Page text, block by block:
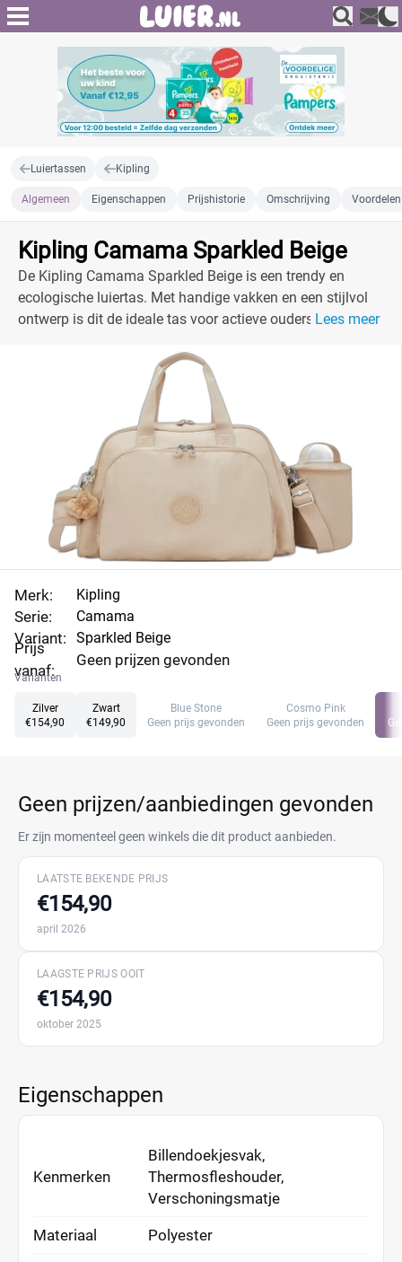
Luiertassen Kipling
Algemeen Eigenschappen Prijshistorie Omschrijving
Kipling Camama Sparkled Beige
De Kipling Camama Sparkled Beige is een trendy en
ecologische luiertas. Met handige vakken en een stijlvol
ontwerp is dit de ideale tas voor actieve ouders.Lees meer
Merk:
Serie:
Variant:
Prijs
vanaf:
Kipling
Camama
Sparkled Beige
Geen prijzen gevonden
Varianten
Zilver
€154,90
Zwart
€149,90
Blue Stone
Geen prijs gevonden
Cosmo Pink
Geen prijs gevonden
Geen prijzen/aanbiedingen gevonden
Er zijn momenteel geen winkels die dit product aanbieden.
LAATSTE BEKENDE PRIJS
€154,90
april 2026
LAAGSTE PRIJS OOIT
€154,90
oktober 2025
Eigenschappen
Kenmerken
Billendoekjesvak,
Thermosfleshouder,
Verschoningsmatje
Materiaal Polyester